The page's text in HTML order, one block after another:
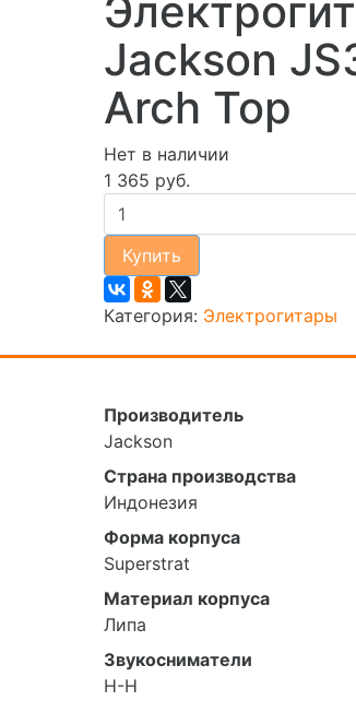
Jackson
Arch Top
Нет в наличии
1 365 руб.
Купить
Категория: Электрогитары
Производитель
Jackson
Страна производства
Индонезия
Форма корпуса
Superstrat
Материал корпуса
Липа
Звукосниматели
H-H